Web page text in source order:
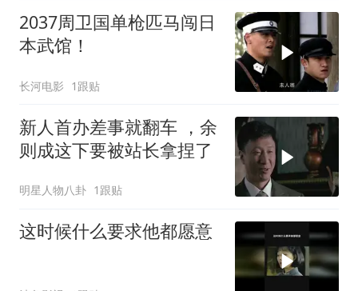
2037周卫国单枪匹马闯日
本武馆！
长河电影 1跟贴
新人首办差事就翻车 ，余
则成这下要被站长拿捏了
明星人物八卦 1跟贴
这时候什么要求他都愿意